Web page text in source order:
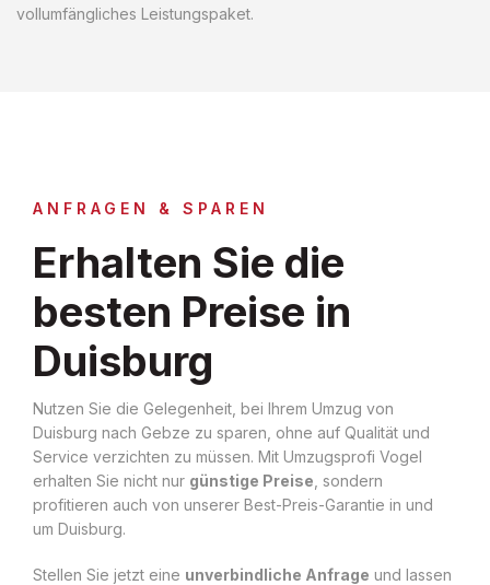
vollumfängliches Leistungspaket.
ANFRAGEN & SPAREN
Erhalten Sie die
besten Preise in
Duisburg
Nutzen Sie die Gelegenheit, bei Ihrem Umzug von
Duisburg nach Gebze zu sparen, ohne auf Qualität und
Service verzichten zu müssen. Mit Umzugsprofi Vogel
erhalten Sie nicht nur günstige Preise , sondern
profitieren auch von unserer Best-Preis-Garantie in und
um Duisburg.
Stellen Sie jetzt eine unverbindliche Anfrage und lassen